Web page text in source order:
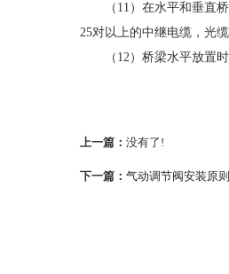
（11）在水平和垂直桥
25对以上的中继电缆，光
（12）桥梁水平放置时
上一篇： 没有了!
下一篇： 气动调节阀安装原则